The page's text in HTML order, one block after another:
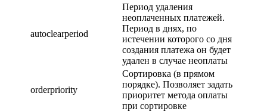
autoclearperiod
Период удаления
неоплаченных платежей.
Период в днях, по
истечении которого со дня
создания платежа он будет
удален в случае неоплаты
orderpriority
Сортировка (в прямом
порядке). Позволяет задать
приоритет метода оплаты
при сортировке